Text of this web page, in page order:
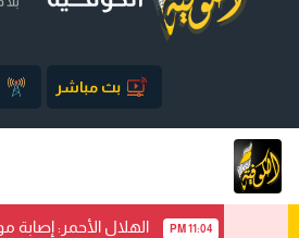
بث مباشر
11:04 PM